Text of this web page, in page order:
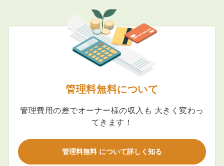
管理料無料について
管理費用の差でオーナー様の収入も 大きく変わっ
てきます！
管理料無料 について詳しく知る